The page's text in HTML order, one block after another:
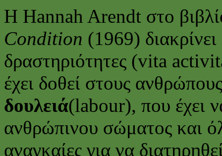
Η Hannah Arendt στο
Condition (1969)
δραστηριότητες (vita
έχει δοθεί στους
δουλειά(labour), που έχει
ανθρώπινου σώματος και
αναγκαίες για να